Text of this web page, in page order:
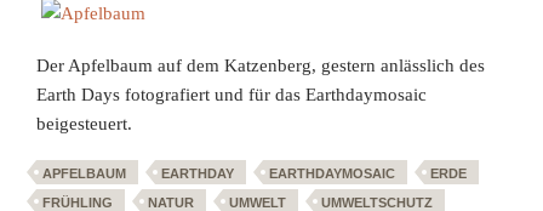
Der Apfelbaum auf dem Katzenberg, gestern anlässlich des
Earth Days fotografiert und für das Earthdaymosaic
beigesteuert.
APFELBAUM EARTHDAY EARTHDAYMOSAIC
ERDE
FRÜHLING
NATUR UMWELT UMWELTSCHUTZ